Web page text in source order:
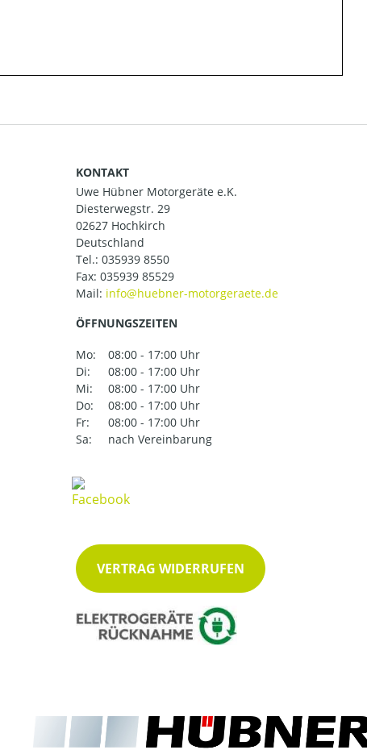
KONTAKT
Uwe Hübner Motorgeräte e.K.
Diesterwegstr. 29
02627 Hochkirch
Deutschland
Tel.: 035939 8550
Fax: 035939 85529
Mail:
ÖFFNUNGSZEITEN
Mo:
08:00 - 17:00 Uhr
Di:
08:00 - 17:00 Uhr
Mi:
08:00 - 17:00 Uhr
Do:
08:00 - 17:00 Uhr
Fr:
08:00 - 17:00 Uhr
Sa:
nach Vereinbarung
VERTRAG WIDERRUFEN